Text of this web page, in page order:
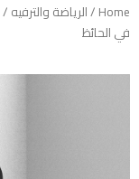
Home
/الرياضة والترفيه /
في الحائظ